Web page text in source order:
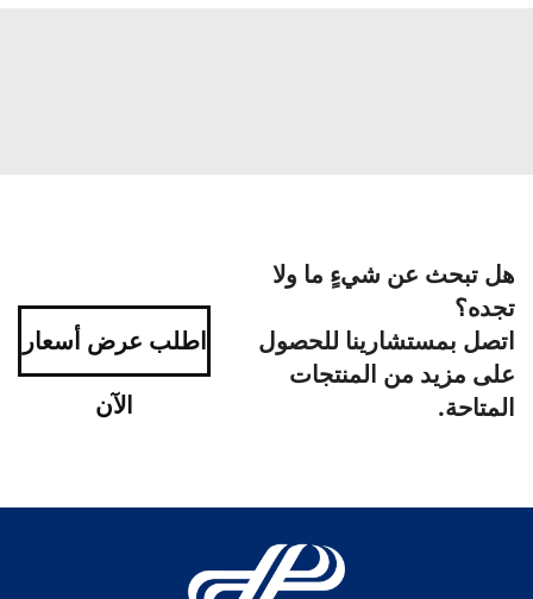
هل تبحث عن شيءٍ ما ولا
تجده؟
اتصل بمستشارينا للحصول
على مزيد من المنتجات
المتاحة.
اطلب عرض أسعار
الآن